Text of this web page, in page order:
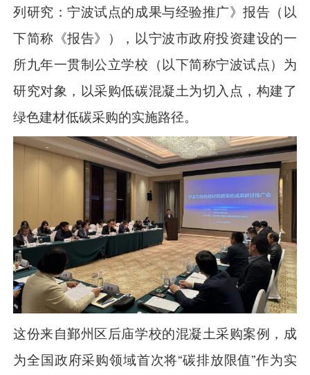
列研究：宁波试点的成果与经验推广》报告（以
下简称《报告》），以宁波市政府投资建设的一
所九年一贯制公立学校（以下简称宁波试点）为
研究对象，以采购低碳混凝土为切入点，构建了
绿色建材低碳采购的实施路径。
这份来自鄞州区后庙学校的混凝土采购案例，成
为全国政府采购领域首次将“碳排放限值”作为实